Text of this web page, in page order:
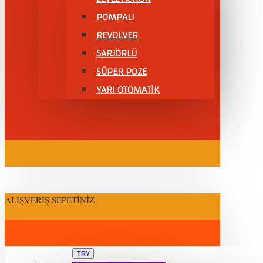
POMPALI
REVOLVER
ŞARJÖRLÜ
SÜPER POZE
YARI OTOMATİK
ALIŞVERIŞ SEPETINIZ
TRY